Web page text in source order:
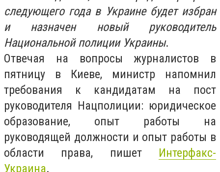
следующего года в Украине будет избран
и назначен новый руководитель
Национальной полиции Украины.
Отвечая на вопросы журналистов в
пятницу в Киеве, министр напомнил
требования к кандидатам на пост
руководителя Нацполиции: юридическое
образование, опыт работы на
руководящей должности и опыт работы в
области права, пишет Интерфакс-
Украина.